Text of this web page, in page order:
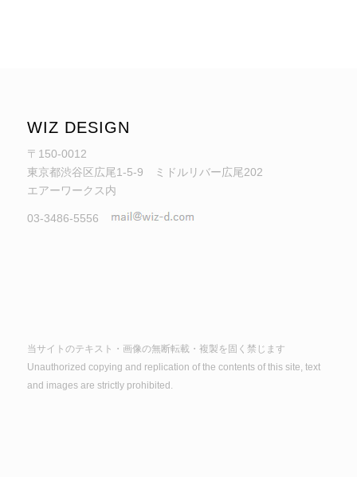
WIZ DESIGN
〒150-0012
東京都渋谷区広尾1-5-9 ミドルリバー広尾202
エアーワークス内
03-3486-5556
当サイトのテキスト・画像の無断転載・複製を固く禁じます
Unauthorized copying and replication of the contents of this site, text
and images are strictly prohibited.